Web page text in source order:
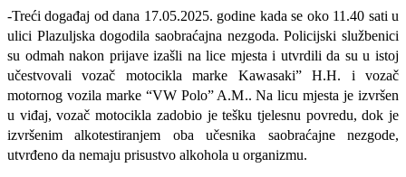
-Treći događaj od dana 17.05.2025. godine kada se oko 11.40 sati u
ulici Plazuljska dogodila saobraćajna nezgoda. Policijski službenici
su odmah nakon prijave izašli na lice mjesta i utvrdili da su u istoj
učestvovali vozač motocikla marke Kawasaki” H.H. i vozač
motornog vozila marke “VW Polo” A.M.. Na licu mjesta je izvršen
u viđaj, vozač motocikla zadobio je tešku tjelesnu povredu, dok je
izvršenim alkotestiranjem oba učesnika saobraćajne nezgode,
utvrđeno da nemaju prisustvo alkohola u organizmu.